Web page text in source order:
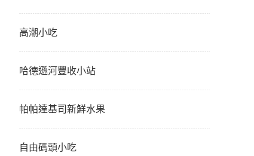
高潮小吃
哈德遜河豐收小站
帕帕達基司新鮮水果
自由碼頭小吃